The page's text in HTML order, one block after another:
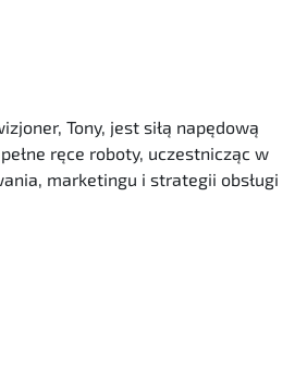
Tony, jest siłą napędową
ręce roboty, uczestnicząc w
marketingu i strategii obsługi